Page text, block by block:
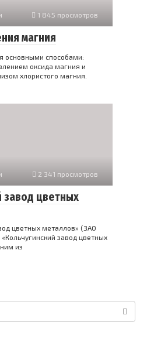
1 845 просмотров
магния
основными способами:
оксида магния и
хлористого магния.
2 341 просмотров
завод цветных
цветных металлов» (ЗАО
завод цветных
из